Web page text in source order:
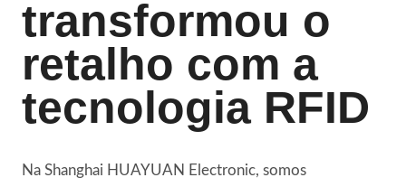
transformou o
retalho com a
tecnologia RFID
Na Shanghai HUAYUAN Electronic, somos